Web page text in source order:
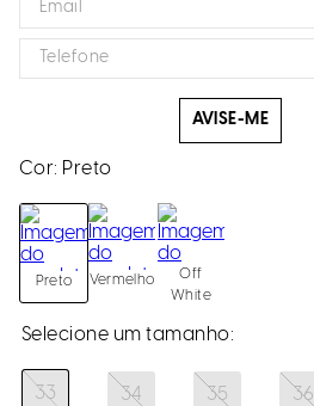
AVISE-ME
Cor: Preto
Preto Vermelho
Off
White
33 34 35 36